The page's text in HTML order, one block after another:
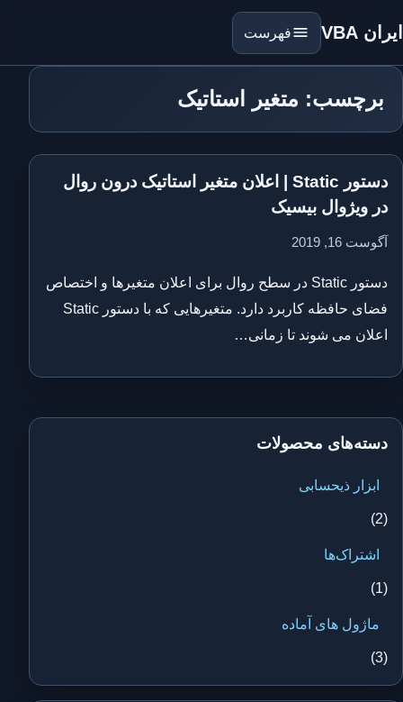
ایران VBA فهرست
برچسب: متغیر استاتیک
دستور Static | اعلان متغیر استاتیک درون روال
در ویژوال بیسیک
آگوست 16, 2019
دستور Static در سطح روال برای اعلان متغیرها و اختصاص
فضای حافظه کاربرد دارد. متغیرهایی که با دستور Static
اعلان می شوند تا زمانی…
دسته‌های محصولات
ابزار ذیحسابی
(2)
اشتراک‌ها
(1)
ماژول های آماده
(3)